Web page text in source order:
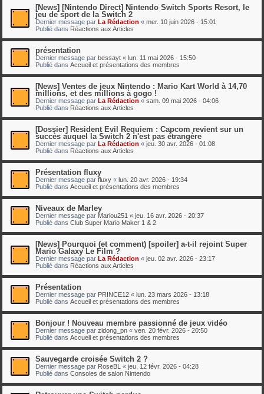
[News] [Nintendo Direct] Nintendo Switch Sports Resort, le
jeu de sport de la Switch 2
Dernier message par La Rédaction « mer. 10 juin 2026 - 15:01
Publié dans Réactions aux Articles
présentation
Dernier message par bessayt « lun. 11 mai 2026 - 15:50
Publié dans Accueil et présentations des membres
[News] Ventes de jeux Nintendo : Mario Kart World à 14,70
millions, et des millions à gogo !
Dernier message par La Rédaction « sam. 09 mai 2026 - 04:06
Publié dans Réactions aux Articles
[Dossier] Resident Evil Requiem : Capcom revient sur un
succès auquel la Switch 2 n'est pas étrangère
Dernier message par La Rédaction « jeu. 30 avr. 2026 - 01:08
Publié dans Réactions aux Articles
Présentation fluxy
Dernier message par fluxy « lun. 20 avr. 2026 - 19:34
Publié dans Accueil et présentations des membres
Niveaux de Marley
Dernier message par Marlou251 « jeu. 16 avr. 2026 - 20:37
Publié dans Club Super Mario Maker 1 & 2
[News] Pourquoi (et comment) [spoiler] a-t-il rejoint Super
Mario Galaxy Le Film ?
Dernier message par La Rédaction « jeu. 02 avr. 2026 - 23:17
Publié dans Réactions aux Articles
Présentation
Dernier message par PRINCE12 « lun. 23 mars 2026 - 13:18
Publié dans Accueil et présentations des membres
Bonjour ! Nouveau membre passionné de jeux vidéo
Dernier message par zidong_pn « ven. 20 févr. 2026 - 20:50
Publié dans Accueil et présentations des membres
Sauvegarde croisée Switch 2 ?
Dernier message par RoseBL « jeu. 12 févr. 2026 - 04:28
Publié dans Consoles de salon Nintendo